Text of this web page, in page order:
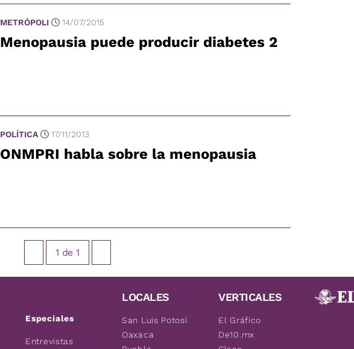
METRÓPOLI 14/07/2015
Menopausia puede producir diabetes 2
POLÍTICA 17/11/2013
ONMPRI habla sobre la menopausia
1 de 1
Especiales
Entrevistas
LOCALES
San Luis Potosí
Oaxaca
VERTICALES
El Gráfico
De10.mx